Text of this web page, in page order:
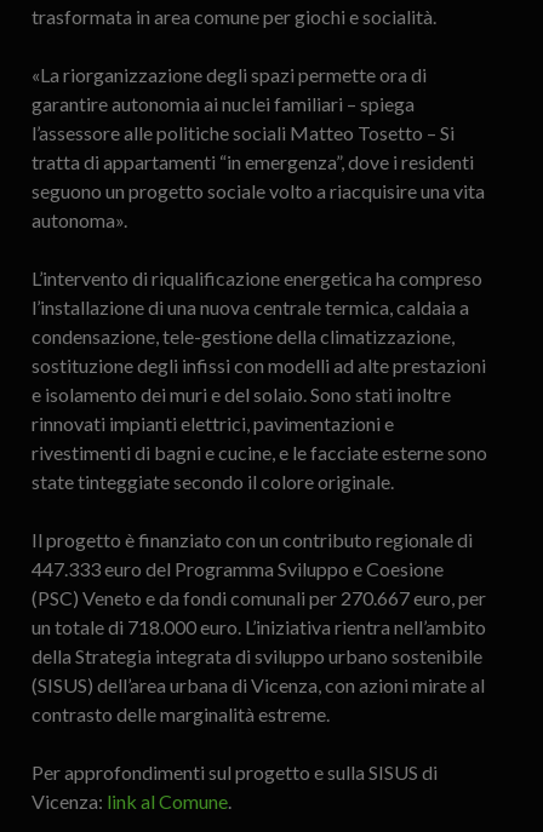
trasformata in area comune per giochi e socialità.
«La riorganizzazione degli spazi permette ora di
garantire autonomia ai nuclei familiari – spiega
l’assessore alle politiche sociali Matteo Tosetto – Si
tratta di appartamenti “in emergenza”, dove i residenti
seguono un progetto sociale volto a riacquisire una vita
autonoma».
L’intervento di riqualificazione energetica ha compreso
l’installazione di una nuova centrale termica, caldaia a
condensazione, tele-gestione della climatizzazione,
sostituzione degli infissi con modelli ad alte prestazioni
e isolamento dei muri e del solaio. Sono stati inoltre
rinnovati impianti elettrici, pavimentazioni e
rivestimenti di bagni e cucine, e le facciate esterne sono
state tinteggiate secondo il colore originale.
Il progetto è finanziato con un contributo regionale di
447.333 euro del Programma Sviluppo e Coesione
(PSC) Veneto e da fondi comunali per 270.667 euro, per
un totale di 718.000 euro. L’iniziativa rientra nell’ambito
della Strategia integrata di sviluppo urbano sostenibile
(SISUS) dell’area urbana di Vicenza, con azioni mirate al
contrasto delle marginalità estreme.
Per approfondimenti sul progetto e sulla SISUS di
Vicenza: link al Comune.